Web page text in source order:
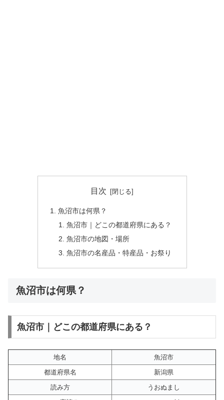
目次
魚沼市は何県？
魚沼市｜どこの都道府県にある？
魚沼市の地図・場所
魚沼市の名産品・特産品・お祭り
魚沼市は何県？
魚沼市｜どこの都道府県にある？
地名
魚沼市
都道府県名
新潟県
読み方
うおぬまし